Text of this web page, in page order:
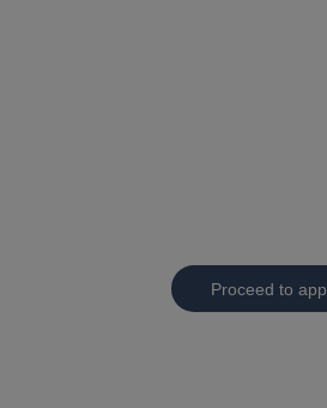
Proceed to app